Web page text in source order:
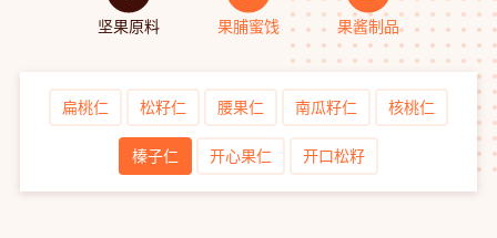
坚果原料 果脯蜜饯 果酱制品
扁桃仁 松籽仁 腰果仁 南瓜籽仁 核桃仁
榛子仁 开心果仁 开口松籽